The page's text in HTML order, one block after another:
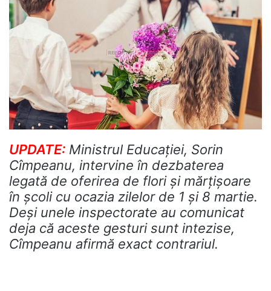
UPDATE: Ministrul Educaţiei, Sorin
Cîmpeanu, intervine în dezbaterea
legată de oferirea de flori şi mărţişoare
în şcoli cu ocazia zilelor de 1 şi 8 martie.
Deşi unele inspectorate au comunicat
deja că aceste gesturi sunt intezise,
Cîmpeanu afirmă exact contrariul.